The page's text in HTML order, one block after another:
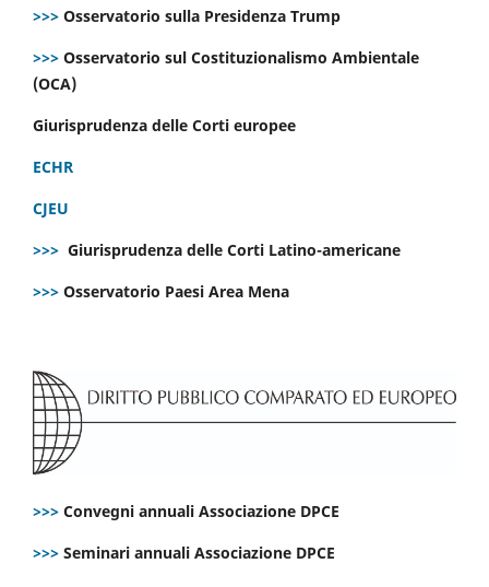
>>> Osservatorio sulla Presidenza Trump
>>> Osservatorio sul Costituzionalismo Ambientale
(OCA)
Giurisprudenza delle Corti europee
ECHR
CJEU
>>> Giurisprudenza delle Corti Latino-americane
>>> Osservatorio Paesi Area Mena
>>> Convegni annuali Associazione DPCE
>>> Seminari annuali Associazione DPCE